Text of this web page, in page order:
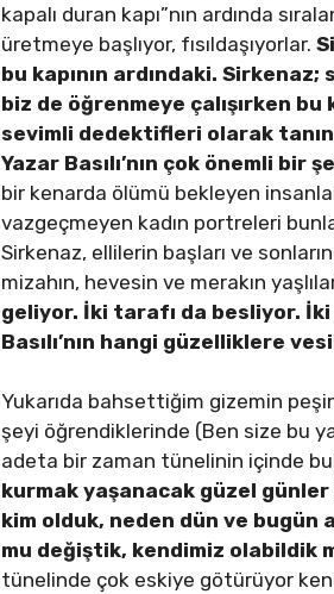
kapalı duran kapı”nın ardında
üretmeye başlıyor, fısıldaşıyorlar.
bu kapının ardındaki. Sirkenaz;
biz de öğrenmeye çalışırken
sevimli dedektifleri olarak
Yazar Basılı’nın çok önemli bir
bir kenarda ölümü bekleyen
vazgeçmeyen kadın portreleri
Sirkenaz, ellilerin başları ve
mizahın, hevesin ve merakın
geliyor. İki tarafı da besliyor.
Basılı’nın hangi güzelliklere
Yukarıda bahsettiğim gizemin
şeyi öğrendiklerinde (Ben size bu
adeta bir zaman tünelinin içinde
kurmak yaşanacak güzel günler
kim olduk, neden dün ve bugün
mu değiştik, kendimiz olabildik
tünelinde çok eskiye götürüyor